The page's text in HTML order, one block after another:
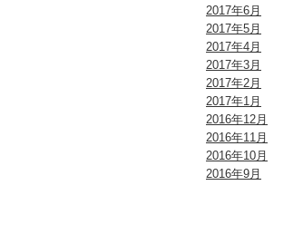
2017年6月
2017年5月
2017年4月
2017年3月
2017年2月
2017年1月
2016年12月
2016年11月
2016年10月
2016年9月